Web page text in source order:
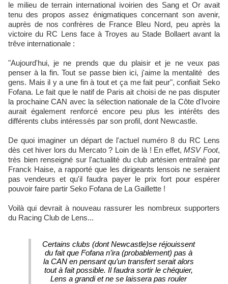
le milieu de terrain international ivoirien des Sang et Or avait
tenu des propos assez énigmatiques concernant son avenir,
auprès de nos confrères de France Bleu Nord, peu après la
victoire du RC Lens face à Troyes au Stade Bollaert avant la
trêve internationale :
"Aujourd'hui, je ne prends que du plaisir et je ne veux pas
penser à la fin. Tout se passe bien ici, j'aime la mentalité des
gens. Mais il y a une fin à tout et ça me fait peur", confiait Seko
Fofana. Le fait que le natif de Paris ait choisi de ne pas disputer
la prochaine CAN avec la sélection nationale de la Côte d'Ivoire
aurait également renforcé encore peu plus les intérêts des
différents clubs intéressés par son profil, dont Newcastle.
De quoi imaginer un départ de l'actuel numéro 8 du RC Lens
dès cet hiver lors du Mercato ? Loin de là ! En effet,MSV Foot,
très bien renseigné sur l'actualité du club artésien entraîné par
Franck Haise, a rapporté que les dirigeants lensois ne seraient
pas vendeurs et qu'il faudra payer le prix fort pour espérer
pouvoir faire partir Seko Fofana de La Gaillette !
Voilà qui devrait à nouveau rassurer les nombreux supporters
du Racing Club de Lens...
Certains clubs (dont Newcastle)se réjouissent
du fait que Fofana n’ira (probablement) pas à
la CAN en pensant qu’un transfert serait alors
tout à fait possible. Il faudra sortir le chéquier,
Lens a grandi et ne se laissera pas rouler